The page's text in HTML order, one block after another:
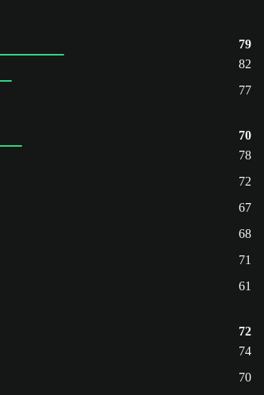
79
82
77
70
78
72
67
68
71
61
72
74
70